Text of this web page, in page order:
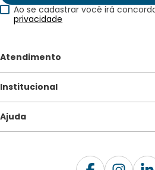
Ao se cadastrar você irá
privacidade
Atendimento
(41) 3213-5600
atendimento@apagina.com.br
De Segunda a Sexta das 08h às 18h.
Institucional
Quem somos
Nossas Lojas
Trabalhe Conosco
Ajuda